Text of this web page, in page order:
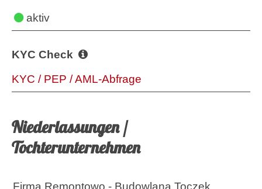
aktiv
KYC Check
KYC / PEP / AML-Abfrage
Niederlassungen /
Tochterunternehmen
Firma Remontowo - Budowlana Toczek